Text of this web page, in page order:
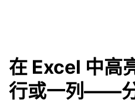
在 Excel 中高
行或一列——